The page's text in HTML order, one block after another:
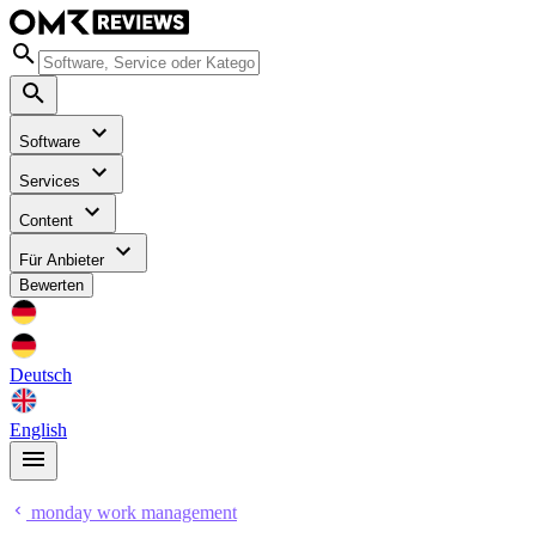
Software
Services
Content
Für Anbieter
Bewerten
Deutsch
English
monday work management